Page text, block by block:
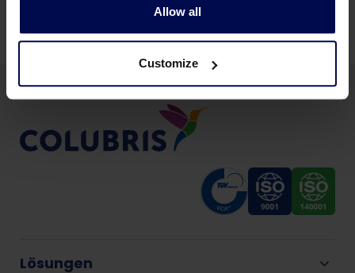
Allow all
Customize
Lösungen